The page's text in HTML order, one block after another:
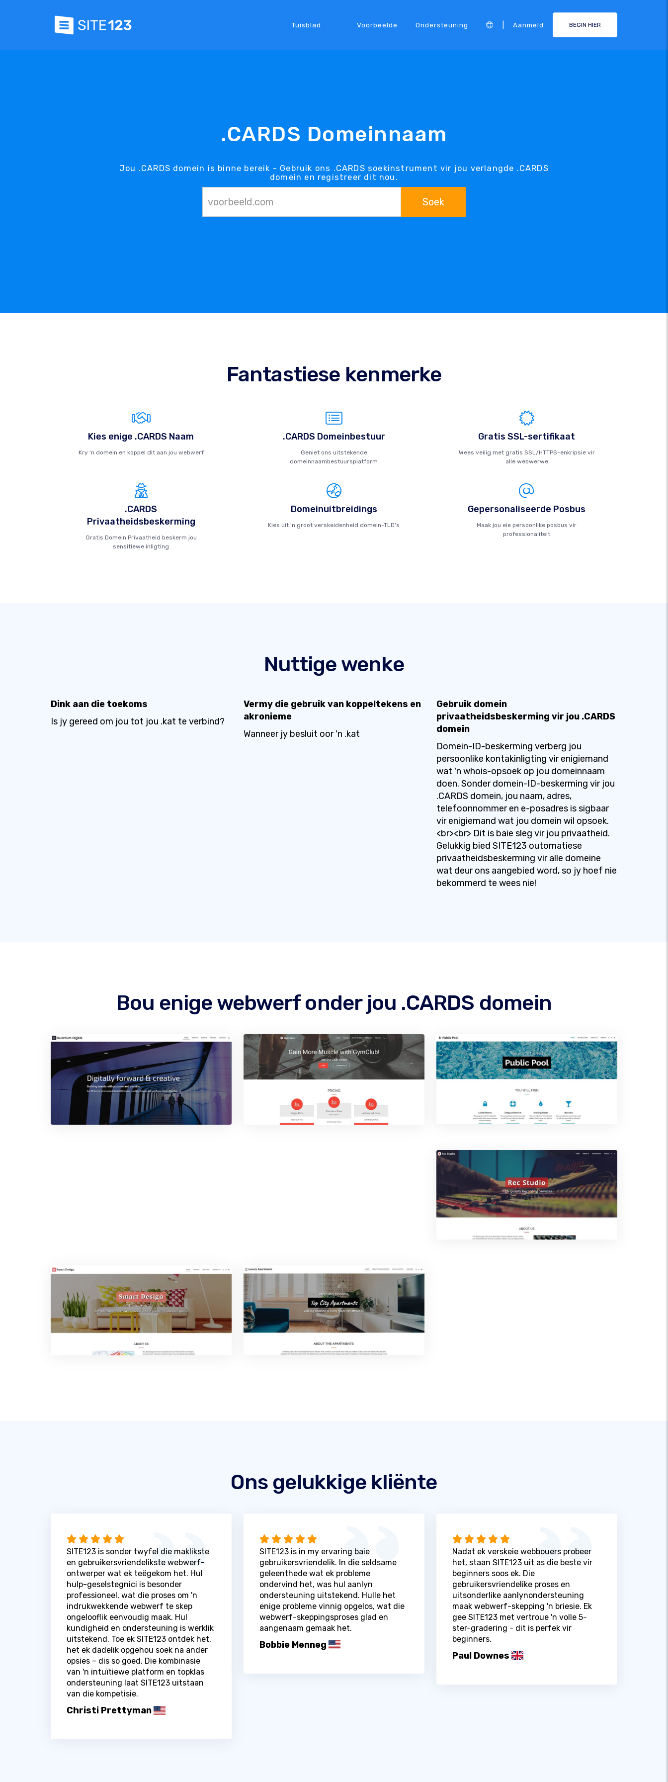
Tuisblad Voorbeelde Ondersteuning Aanmeld BEGIN HIER
.CARDS Domeinnaam
Jou .CARDS domein is binne bereik - Gebruik ons .CARDS soekinstrument vir jou verlangde .CARDS
domein en registreer dit nou.
Soek
Fantastiese kenmerke
Kies enige .CARDS Naam
Kry 'n domein en koppel dit aan jou webwerf
.CARDS Domeinbestuur
Geniet ons uitstekende
domeinnaambestuursplatform
Gratis SSL-sertifikaat
Wees veilig met gratis SSL/HTTPS-enkripsie vir
alle webwerwe
.CARDS
Privaatheidsbeskerming
Gratis Domein Privaatheid beskerm jou
sensitiewe inligting
Domeinuitbreidings
Kies uit 'n groot verskeidenheid domein-TLD's
Gepersonaliseerde Posbus
Maak jou eie persoonlike posbus vir
professionaliteit
Nuttige wenke
Dink aan die toekoms
Is jy gereed om jou tot jou .kat te verbind?
Vermy die gebruik van koppeltekens en
akronieme
Wanneer jy besluit oor 'n .kat
Gebruik domein
privaatheidsbeskerming vir jou .CARDS
domein
Domein-ID-beskerming verberg jou
persoonlike kontakinligting vir enigiemand
wat 'n whois-opsoek op jou domeinnaam
doen. Sonder domein-ID-beskerming vir jou
.CARDS domein, jou naam, adres,
telefoonnommer en e-posadres is sigbaar
vir enigiemand wat jou domein wil opsoek.
<br><br> Dit is baie sleg vir jou privaatheid.
Gelukkig bied SITE123 outomatiese
privaatheidsbeskerming vir alle domeine
wat deur ons aangebied word, so jy hoef nie
bekommerd te wees nie!
Bou enige webwerf onder jou .CARDS domein
Ons gelukkige kliënte
SITE123 is sonder twyfel die maklikste
en gebruikersvriendelikste webwerf-
ontwerper wat ek teëgekom het. Hul
hulp-geselstegnici is besonder
professioneel, wat die proses om 'n
indrukwekkende webwerf te skep
ongelooflik eenvoudig maak. Hul
kundigheid en ondersteuning is werklik
uitstekend. Toe ek SITE123 ontdek het,
het ek dadelik opgehou soek na ander
opsies – dis so goed. Die kombinasie
van 'n intuïtiewe platform en topklas
ondersteuning laat SITE123 uitstaan ​​
van die kompetisie.
Christi Prettyman
SITE123 is in my ervaring baie
gebruikersvriendelik. In die seldsame
geleenthede wat ek probleme
ondervind het, was hul aanlyn
ondersteuning uitstekend. Hulle het
enige probleme vinnig opgelos, wat die
webwerf-skeppingsproses glad en
aangenaam gemaak het.
Bobbie Menneg
Nadat ek verskeie webbouers probeer
het, staan ​​SITE123 uit as die beste vir
beginners soos ek. Die
gebruikersvriendelike proses en
uitsonderlike aanlynondersteuning
maak webwerf-skepping 'n briesie. Ek
gee SITE123 met vertroue 'n volle 5-
ster-gradering - dit is perfek vir
beginners.
Paul Downes